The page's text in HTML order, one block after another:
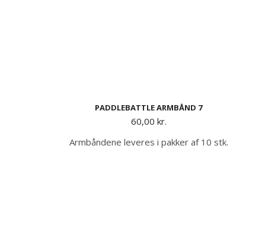
PADDLEBATTLE ARMBÅND 7
60,00 kr.
Armbåndene leveres i pakker af 10 stk.